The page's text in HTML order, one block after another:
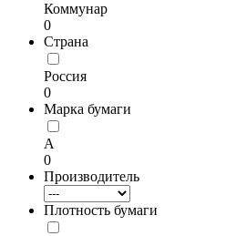
Коммунар
0
Страна
Россия
0
Марка бумаги
А
0
Производитель
Плотность бумаги